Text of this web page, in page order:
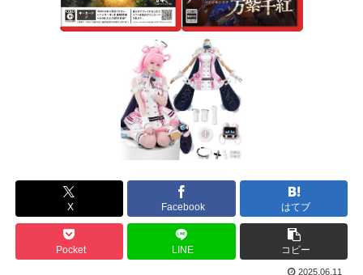
X Facebook はてブ
Pocket LINE コピー
2025.06.11